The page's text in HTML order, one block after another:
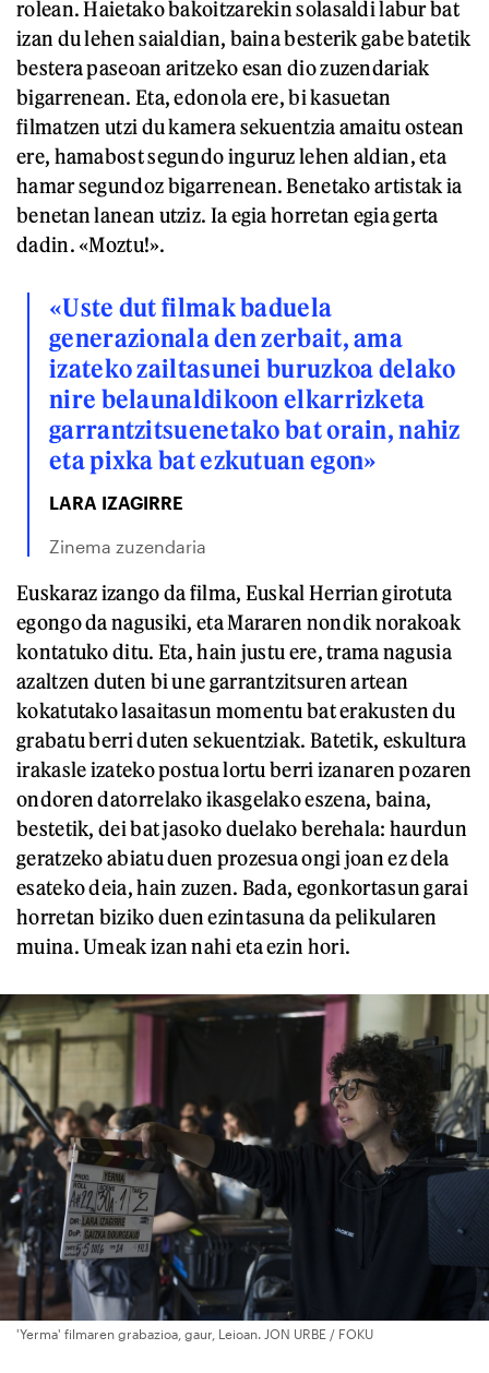
rolean. Haietako bakoitzarekin solasaldi labur bat
izan du lehen saialdian, baina besterik gabe batetik
bestera paseoan aritzeko esan dio zuzendariak
bigarrenean. Eta, edonola ere, bi kasuetan
filmatzen utzi du kamera sekuentzia amaitu ostean
ere, hamabost segundo inguruz lehen aldian, eta
hamar segundoz bigarrenean. Benetako artistak ia
benetan lanean utziz. Ia egia horretan egia gerta
dadin. «Moztu!».
«Uste dut filmak baduela
generazionala den zerbait, ama
izateko zailtasunei buruzkoa delako
nire belaunaldikoon elkarrizketa
garrantzitsuenetako bat orain, nahiz
eta pixka bat ezkutuan egon»
LARA IZAGIRRE
Zinema zuzendaria
Euskaraz izango da filma, Euskal Herrian girotuta
egongo da nagusiki, eta Mararen nondik norakoak
kontatuko ditu. Eta, hain justu ere, trama nagusia
azaltzen duten bi une garrantzitsuren artean
kokatutako lasaitasun momentu bat erakusten du
grabatu berri duten sekuentziak. Batetik, eskultura
irakasle izateko postua lortu berri izanaren pozaren
ondoren datorrelako ikasgelako eszena, baina,
bestetik, dei bat jasoko duelako berehala: haurdun
geratzeko abiatu duen prozesua ongi joan ez dela
esateko deia, hain zuzen. Bada, egonkortasun garai
horretan biziko duen ezintasuna da pelikularen
muina. Umeak izan nahi eta ezin hori.
'Yerma' filmaren grabazioa, gaur, Leioan. JON URBE / FOKU